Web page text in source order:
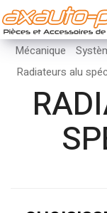
Mécanique
Radiateurs alu